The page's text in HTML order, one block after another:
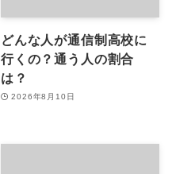
どんな人が通信制高校に
行くの？通う人の割合
は？
2026年8月10日